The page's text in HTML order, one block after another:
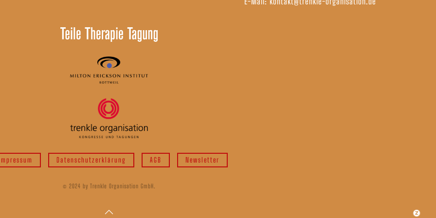
Datenschutzerklärung AGB Newsletter
© 2024 by Trenkle Organisation GmbH.